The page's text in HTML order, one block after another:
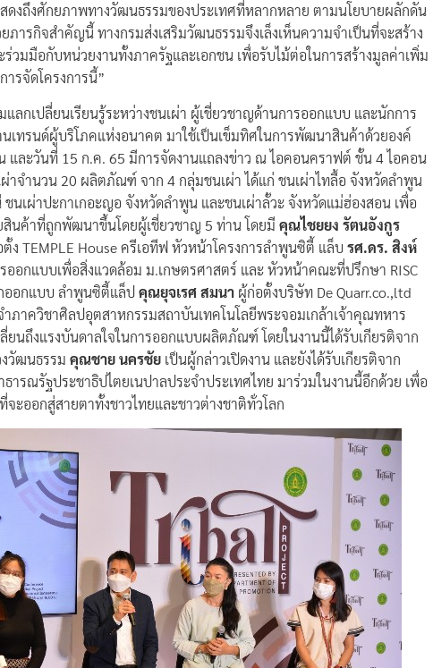
งถึงศักยภาพทางวัฒนธรรมของประเทศที่หลากหลาย ตามนโยบายผลักดัน
ภารกิจสำคัญนี้ ทางกรมส่งเสริมวัฒนธรรมจึงเล็งเห็นความจำเป็นที่จะสร้าง
วมมือกับหน่วยงานทั้งภาครัฐและเอกชน เพื่อรับไม้ต่อในการสร้างมูลค่าเพิ่ม
รจัดโครงการนี้”
ลกเปลี่ยนเรียนรู้ระหว่างชนเผ่า ผู้เชี่ยวชาญด้านการออกแบบ และนักการ
เทรนด์ผู้บริโภคแห่งอนาคต มาใช้เป็นเข็มทิศในการพัฒนาสินค้าด้วยองค์
และวันที่ 15 ก.ค. 65 มีการจัดงานแถลงข่าว ณ ไอคอนคราฟต์ ชั้น 4 ไอคอน
าจำนวน 20 ผลิตภัณฑ์ จาก 4 กลุ่มชนเผ่า ได้แก่ ชนเผ่าไทลื้อ จังหวัดลำพูน
ชนเผ่าปะกาเกอะญอ จังหวัดลำพูน และชนเผ่าลั้วะ จังหวัดแม่ฮ่องสอน เพื่อ
สินค้าที่ถูกพัฒนาขึ้นโดยผู้เชี่ยวชาญ 5 ท่าน โดยมี คุณไชยยง รัตนอังกูร
TEMPLE House ครีเอทีฟ หัวหน้าโครงการลำพูนซิตี้ แล็บ รศ.ดร. สิงห์
ออกแบบเพื่อสิ่งแวดล้อม ม.เกษตรศาสตร์ และ หัวหน้าคณะที่ปรึกษา RISC
ออกแบบ ลำพูนซิตี้แล็ปคุณยุจเรศ สมนา ผู้ก่อตั้งบริษัท De Quarr.co.,ltd
ำภาควิชาศิลปอุตสาหกรรมสถาบันเทคโนโลยีพระจอมเกล้าเจ้าคุณทหาร
ยนถึงแรงบันดาลใจในการออกแบบผลิตภัณฑ์ โดยในงานนี้ได้รับเกียรติจาก
วัฒนธรรม คุณชาย นครชัย เป็นผู้กล่าวเปิดงาน และยังได้รับเกียรติจาก
รณรัฐประชาธิปไตยเนปาลประจำประเทศไทย มาร่วมในงานนี้อีกด้วย เพื่อ
ะออกสู่สายตาทั้งชาวไทยและชาวต่างชาติทั่วโลก